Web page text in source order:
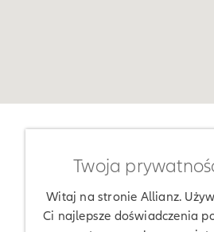
Twoja
Witaj na stronie Allianz.
Ci najlepsze doświadczenia